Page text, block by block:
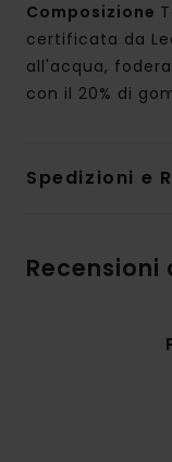
Composizione
certificata da
all'acqua,
con il 20% di
Spedizioni e
Recensioni